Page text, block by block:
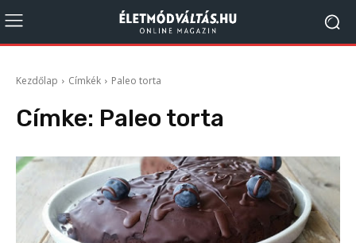
Kezdőlap Címkék Paleo torta
Címke: Paleo torta